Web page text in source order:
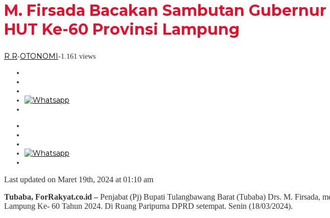
M. Firsada Bacakan Sambutan
HUT Ke-60 Provinsi Lampung
R R-OTONOMI-1.161 views
Last updated on Maret 19th, 2024 at 01:10 am
Tubaba, ForRakyat.co.id – Penjabat (Pj) Bupati Tulangbawang Barat (Tubaba) Drs. M. Firsada,
Lampung Ke- 60 Tahun 2024. Di Ruang Paripurna DPRD setempat. Senin (18/03/2024).